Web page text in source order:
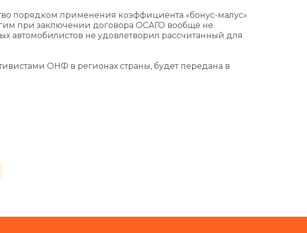
порядком применения коэффициента «бонус-малус»
при заключении договора ОСАГО вообще не
автомобилистов не удовлетворил рассчитанный для
ОНФ в регионах страны, будет передана в